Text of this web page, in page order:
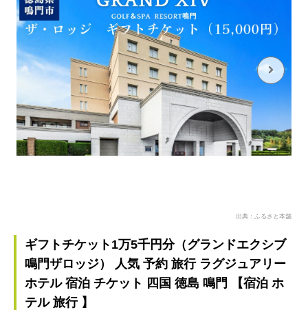
出典：ふるさと本舗
ギフトチケット1万5千円分（グランドエクシブ
鳴門ザロッジ） 人気 予約 旅行 ラグジュアリー
ホテル 宿泊 チケット 四国 徳島 鳴門 【宿泊 ホ
テル 旅行 】